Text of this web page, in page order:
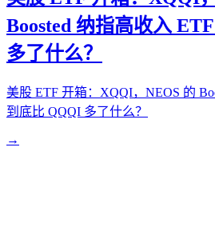
Boosted 纳指高收入
多了什么？
美股 ETF 开箱：XQQI，NEOS 的
到底比 QQQI 多了什么？
→